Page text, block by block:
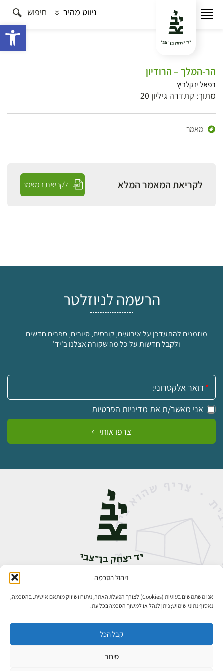
ניהול הסכמה
אנו משתמשים בעוגיות (Cookies) לצורך הפעלת האתר, ניתוח ושיווק מותאם אישית. בהסכמה,
נאסוף נתוני שימוש; ניתן לנהל או למשוך הסכמה בכל עת.
קבל הכל
סירוב
ניווט מהיר חיפוש
הר-המלך – הרודיון
רפאל ינקלביץ
מתוך: קתדרה גיליון 20
מאמר
לקריאת המאמר המלא לקריאת המאמר
הרשמה לניוזלטר
מוזמנים להתעדכן על אירועים, קורסים, סיורים, ספרים חדשים
ולקבל חדשות על כל מה שקורה אצלנו ב'יד'
אימייל:
אני מאשר/ת את מדיניות הפרטיות
צרפו אותי
אבן גבירול 14, רחביה, ירושלים